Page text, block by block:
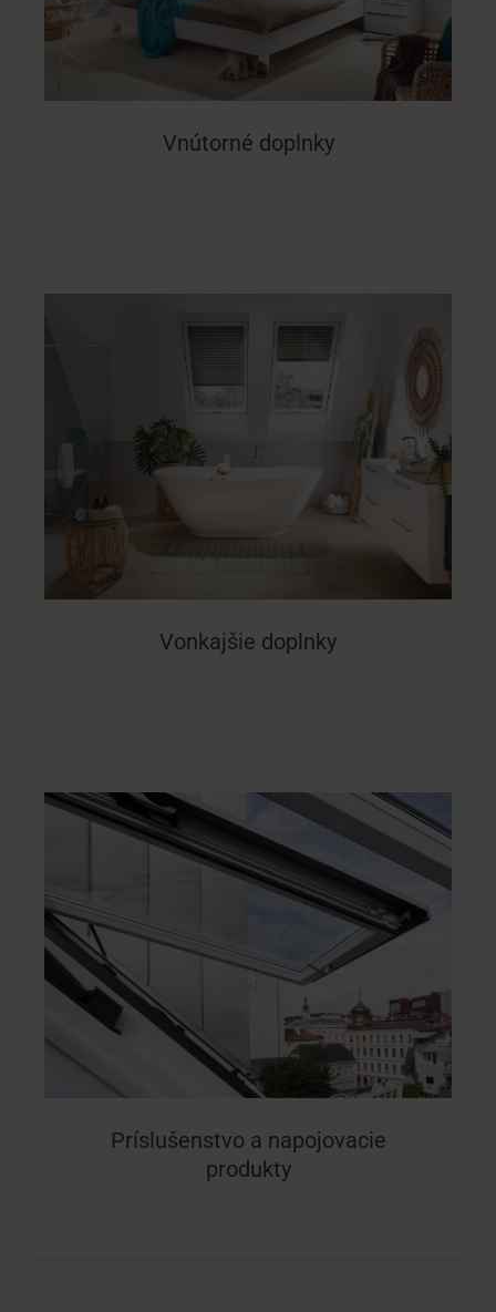
Vnútorné doplnky
Vonkajšie doplnky
Príslušenstvo a napojovacie
produkty